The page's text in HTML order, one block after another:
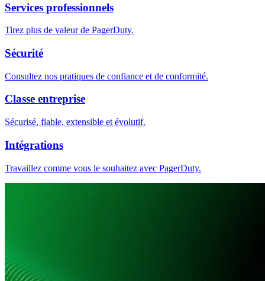
Services professionnels
Tirez plus de valeur de PagerDuty.
Sécurité
Consultez nos pratiques de confiance et de conformité.
Classe entreprise
Sécurisé, fiable, extensible et évolutif.
Intégrations
Travaillez comme vous le souhaitez avec PagerDuty.